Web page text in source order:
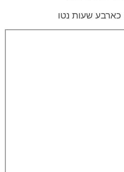
כארבע שעות נטו